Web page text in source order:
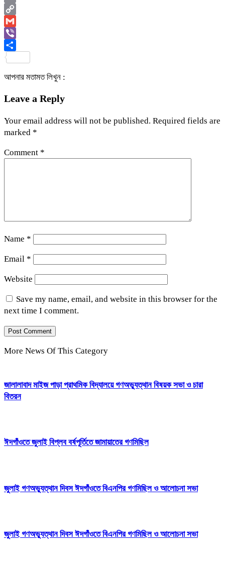
Email
Copy
Link
Gmail
Viber
আপনার মতামত লিখুন :
Leave a Reply
Your email address will not be published. Required fields are
marked *
Comment *
Name *
Email *
Website
Save my name, email, and website in this browser for the
next time I comment.
More News Of This Category
জালালাবাদ মাইজ পাড়া প্রাথমিক বিদ্যালয়ে গণঅভ্যুত্থান বিষয়ক সভা ও চারা
বিতরন
ঈদগাঁওতে জুলাই বিপ্লব বর্ষপূর্তিতে জামায়াতের গণমিছিল
জুলাই গণঅভ্যুত্থান দিবস ঈদগাঁওতে বিএনপির গণমিছিল ও আলোচনা সভা
জুলাই গণঅভ্যুত্থান দিবস ঈদগাঁওতে বিএনপির গণমিছিল ও আলোচনা সভা